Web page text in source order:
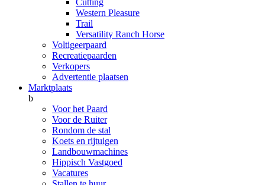
Cutting
Western Pleasure
Trail
Versatility Ranch Horse
Voltigeerpaard
Recreatiepaarden
Verkopers
Advertentie plaatsen
Marktplaats
b
Voor het Paard
Voor de Ruiter
Rondom de stal
Koets en rijtuigen
Landbouwmachines
Hippisch Vastgoed
Vacatures